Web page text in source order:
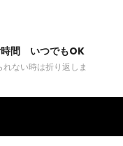
時間 いつでもOK
れない時は折り返しま